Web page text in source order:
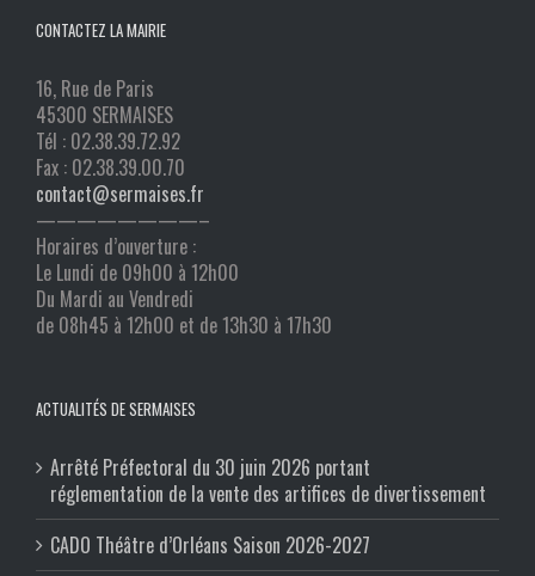
CONTACTEZ LA MAIRIE
16, Rue de Paris
45300 SERMAISES
Tél : 02.38.39.72.92
Fax : 02.38.39.00.70
contact@sermaises.fr
————————–
Horaires d’ouverture :
Le Lundi de 09h00 à 12h00
Du Mardi au Vendredi
de 08h45 à 12h00 et de 13h30 à 17h30
ACTUALITÉS DE SERMAISES
Arrêté Préfectoral du 30 juin 2026 portant
réglementation de la vente des artifices de divertissement
CADO Théâtre d’Orléans Saison 2026-2027